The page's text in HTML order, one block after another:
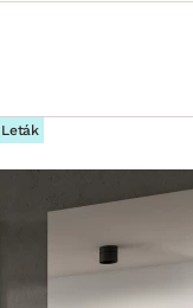
zakoupení samostatně)
prostor, 5 x police –
Leták